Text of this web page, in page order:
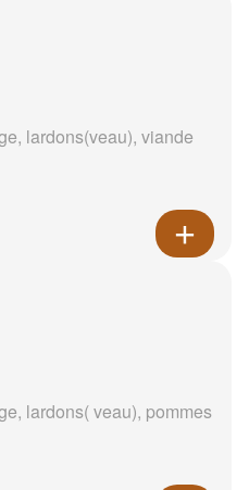
lardons(veau), viande
lardons( veau), pommes